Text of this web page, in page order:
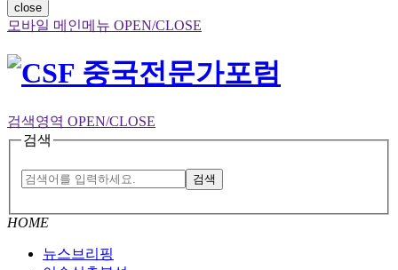
close
모바일 메인메뉴 OPEN/CLOSE
검색영역 OPEN/CLOSE
검색
검색
HOME
뉴스브리핑